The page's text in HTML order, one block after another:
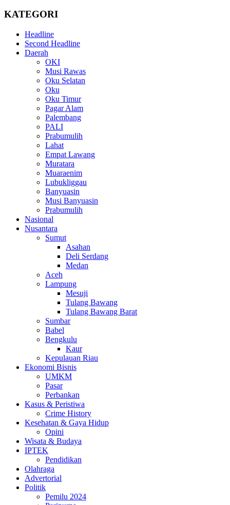
KATEGORI
Headline
Second Headline
Daerah
OKI
Musi Rawas
Oku Selatan
Oku
Oku Timur
Pagar Alam
Palembang
PALI
Prabumulih
Lahat
Empat Lawang
Muratara
Muaraenim
Lubukliggau
Banyuasin
Musi Banyuasin
Prabumulih
Nasional
Nusantara
Sumut
Asahan
Deli Serdang
Medan
Aceh
Lampung
Mesuji
Tulang Bawang
Tulang Bawang Barat
Sumbar
Babel
Bengkulu
Kaur
Kepulauan Riau
Ekonomi Bisnis
UMKM
Pasar
Perbankan
Kasus & Peristiwa
Crime History
Kesehatan & Gaya Hidup
Opini
Wisata & Budaya
IPTEK
Pendidikan
Olahraga
Advertorial
Politik
Pemilu 2024